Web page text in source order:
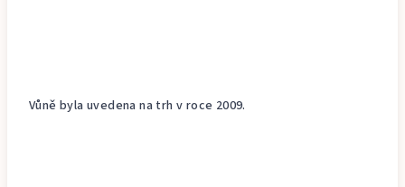
Vůně byla uvedena na trh v roce 2009.